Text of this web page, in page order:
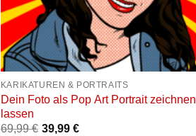
+
KARIKATUREN & PORTRAITS
Dein Foto als Pop Art Portrait zeichnen
lassen
69,99€ 39,99 €